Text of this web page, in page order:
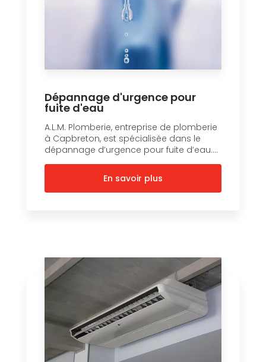
Dépannage d'urgence pour
fuite d'eau
A.L.M. Plomberie, entreprise de plomberie
à Capbreton, est spécialisée dans le
dépannage d’urgence pour fuite d’eau....
En savoir plus